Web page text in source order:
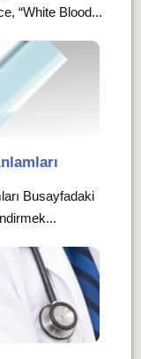
“White Blood...
Busayfadaki